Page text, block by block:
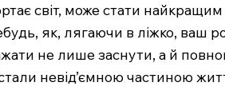
світ, може стати
як, лягаючи в ліжко, ваш
не лише заснути, а й
невід’ємною частиною